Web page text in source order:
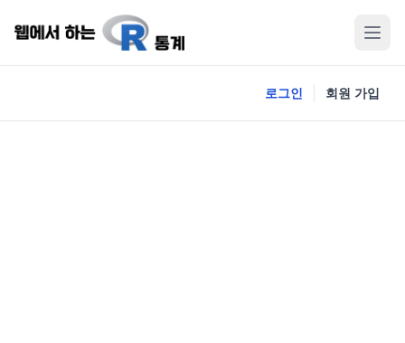
로그인 회원 가입